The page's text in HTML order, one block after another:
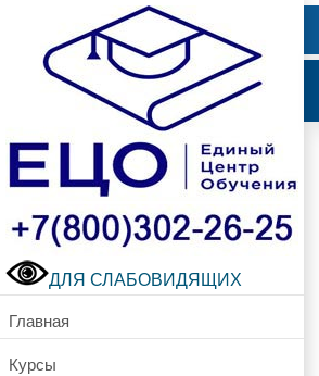
ДЛЯ СЛАБОВИДЯЩИХ
Главная
Курсы